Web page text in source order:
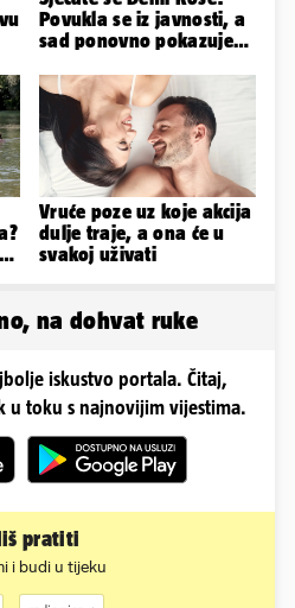
Povukla se iz javnosti, a
sad ponovno pokazuje
Vruće poze uz koje akcija
dulje traje, a ona će u
svakoj uživati
na dohvat ruke
iskustvo portala. Čitaj,
u toku s najnovijim vijestima.
pratiti
i budi u tijeku